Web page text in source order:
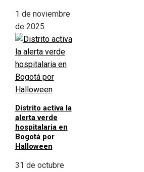
1 de noviembre
de 2025
Distrito activa la
alerta verde
hospitalaria en
Bogotá por
Halloween
31 de octubre